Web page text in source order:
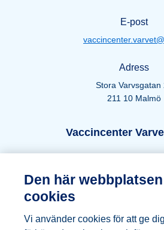
Den här
cookies
Vi använder cookies för att ge
E-post
Adress
Stora Varvsgatan
211 10 Malmö
Öppettider Lund
Vaccincenter
046-271 66 44